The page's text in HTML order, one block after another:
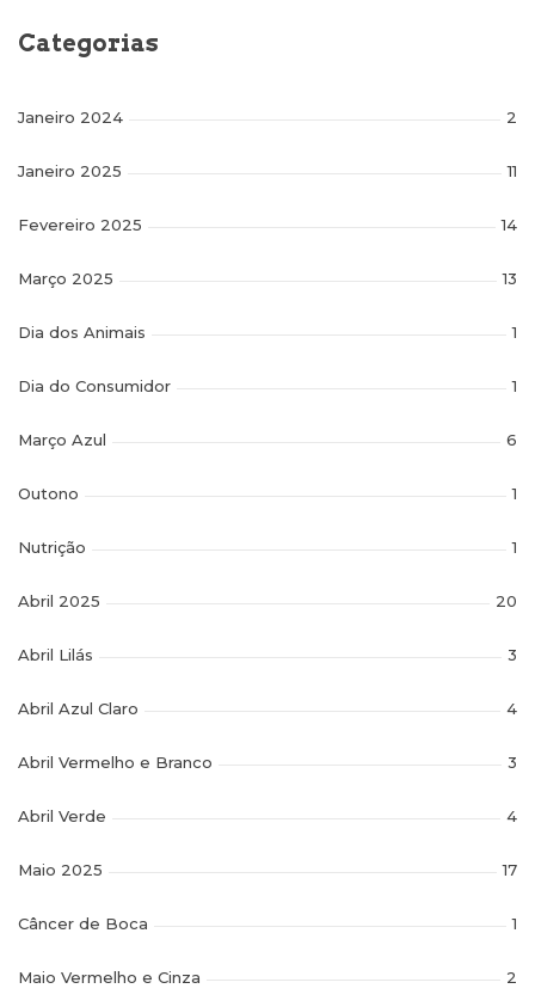
Categorias
Janeiro 2024 2
Janeiro 2025 11
Fevereiro 2025 14
Março 2025 13
Dia dos Animais 1
Dia do Consumidor 1
Março Azul 6
Outono 1
Nutrição 1
Abril 2025 20
Abril Lilás 3
Abril Azul Claro 4
Abril Vermelho e Branco 3
Abril Verde 4
Maio 2025 17
Câncer de Boca 1
Maio Vermelho e Cinza 2